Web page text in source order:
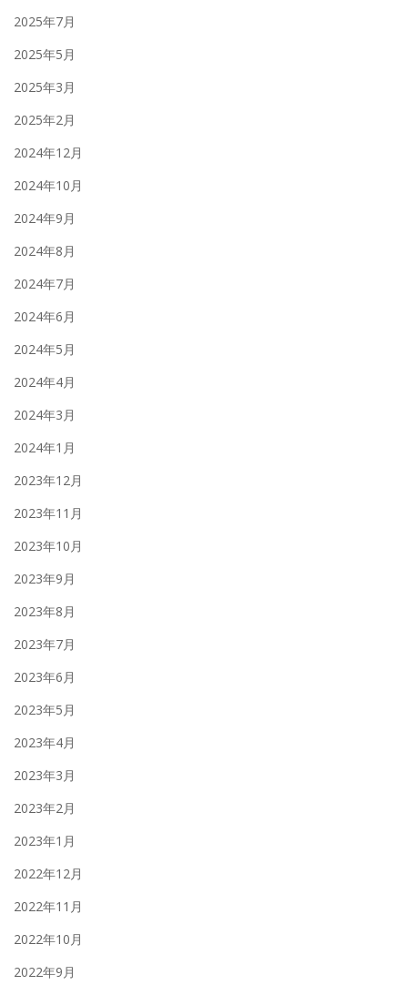
2025年7月
2025年5月
2025年3月
2025年2月
2024年12月
2024年10月
2024年9月
2024年8月
2024年7月
2024年6月
2024年5月
2024年4月
2024年3月
2024年1月
2023年12月
2023年11月
2023年10月
2023年9月
2023年8月
2023年7月
2023年6月
2023年5月
2023年4月
2023年3月
2023年2月
2023年1月
2022年12月
2022年11月
2022年10月
2022年9月